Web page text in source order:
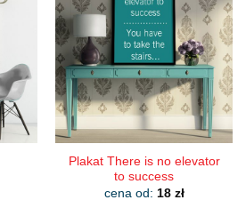
wariantów.
Opcje
można
wybrać
na
stronie
produktu
Plakat There is no elevator
to success
cena od: 18 zł